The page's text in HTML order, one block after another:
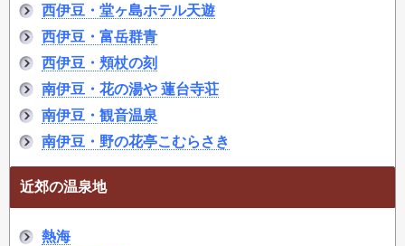
西伊豆・堂ヶ島ホテル天遊
西伊豆・富岳群青
西伊豆・頬杖の刻
南伊豆・花の湯や 蓮台寺荘
南伊豆・観音温泉
南伊豆・野の花亭こむらさき
近郊の温泉地
熱海